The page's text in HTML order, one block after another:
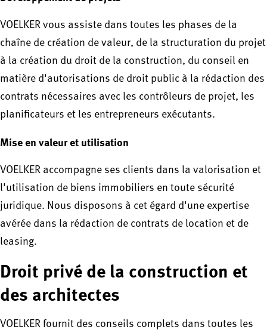
VOELKER vous assiste dans toutes les phases de la
chaîne de création de valeur, de la structuration du projet
à la création du droit de la construction, du conseil en
matière d'autorisations de droit public à la rédaction des
contrats nécessaires avec les contrôleurs de projet, les
planificateurs et les entrepreneurs exécutants.
Mise en valeur et utilisation
VOELKER accompagne ses clients dans la valorisation et
l'utilisation de biens immobiliers en toute sécurité
juridique. Nous disposons à cet égard d'une expertise
avérée dans la rédaction de contrats de location et de
leasing.
Droit privé de la construction et
des architectes
VOELKER fournit des conseils complets dans toutes les